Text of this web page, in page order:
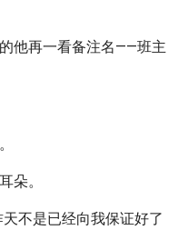
他再一看备注名——班主
朵。
不是已经向我保证好了